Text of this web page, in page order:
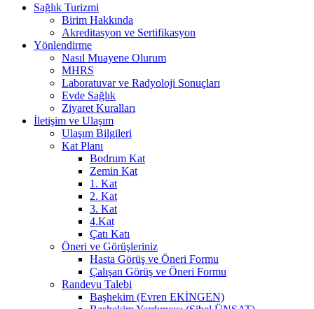
Sağlık Turizmi
Birim Hakkında
Akreditasyon ve Sertifikasyon
Yönlendirme
Nasıl Muayene Olurum
MHRS
Laboratuvar ve Radyoloji Sonuçları
Evde Sağlık
Ziyaret Kuralları
İletişim ve Ulaşım
Ulaşım Bilgileri
Kat Planı
Bodrum Kat
Zemin Kat
1. Kat
2. Kat
3. Kat
4.Kat
Çatı Katı
Öneri ve Görüşleriniz
Hasta Görüş ve Öneri Formu
Çalışan Görüş ve Öneri Formu
Randevu Talebi
Başhekim (Evren EKİNGEN)